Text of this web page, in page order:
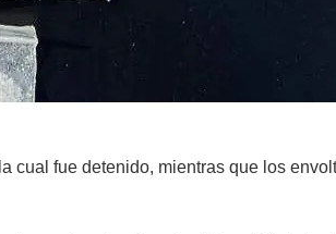
cual fue detenido, mientras que los